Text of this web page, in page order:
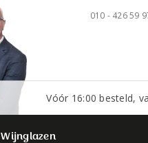
010 - 426 59
Vóór 16:00 besteld,
Wijnglazen